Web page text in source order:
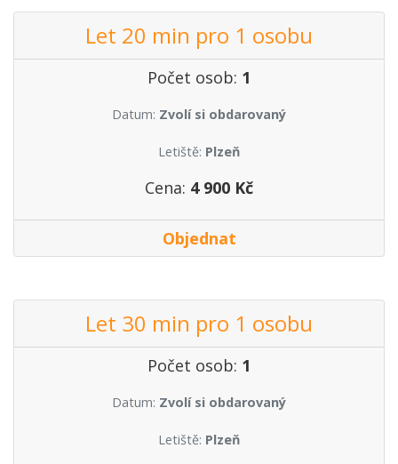
Let 20 min pro 1 osobu
Počet osob: 1
Datum: Zvolí si obdarovaný
Letiště: Plzeň
Cena: 4 900 Kč
Objednat
Let 30 min pro 1 osobu
Počet osob: 1
Datum: Zvolí si obdarovaný
Letiště: Plzeň